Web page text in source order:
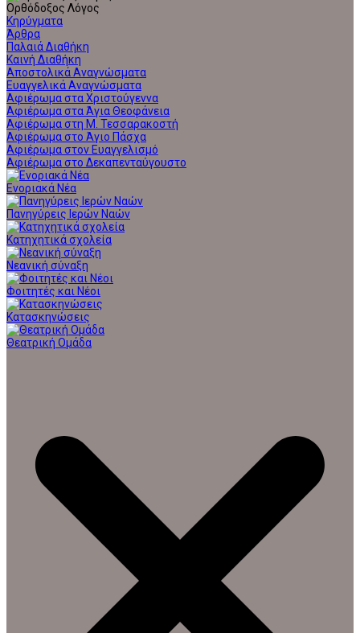
Ορθόδοξος Λόγος
Κηρύγματα
Άρθρα
Παλαιά Διαθήκη
Καινή Διαθήκη
Αποστολικά Αναγνώσματα
Ευαγγελικά Αναγνώσματα
Αφιέρωμα στα Χριστούγεννα
Αφιέρωμα στα Άγια Θεοφάνεια
Αφιέρωμα στη Μ. Τεσσαρακοστή
Αφιέρωμα στο Άγιο Πάσχα
Αφιέρωμα στον Ευαγγελισμό
Αφιέρωμα στο Δεκαπενταύγουστο
Ενοριακά Νέα
Πανηγύρεις Ιερών Ναών
Κατηχητικά σχολεία
Νεανική σύναξη
Φοιτητές και Νέοι
Κατασκηνώσεις
Θεατρική Ομάδα